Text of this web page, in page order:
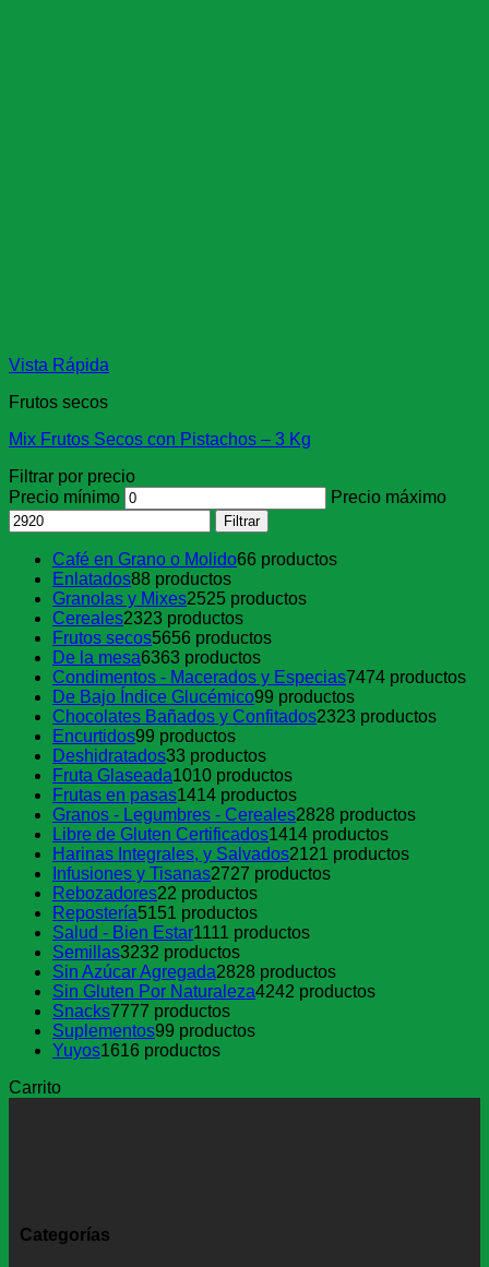
Vista Rápida
Frutos secos
Mix Frutos Secos con Pistachos – 3 Kg
Filtrar por precio
Precio mínimo
Precio máximo
Filtrar
Café en Grano o Molido66 productos
Enlatados88 productos
Granolas y Mixes2525 productos
Cereales2323 productos
Frutos secos5656 productos
De la mesa6363 productos
Condimentos - Macerados y Especias7474 productos
De Bajo Índice Glucémico99 productos
Chocolates Bañados y Confitados2323 productos
Encurtidos99 productos
Deshidratados33 productos
Fruta Glaseada1010 productos
Frutas en pasas1414 productos
Granos - Legumbres - Cereales2828 productos
Libre de Gluten Certificados1414 productos
Harinas Integrales, y Salvados2121 productos
Infusiones y Tisanas2727 productos
Rebozadores22 productos
Repostería5151 productos
Salud - Bien Estar1111 productos
Semillas3232 productos
Sin Azúcar Agregada2828 productos
Sin Gluten Por Naturaleza4242 productos
Snacks7777 productos
Suplementos99 productos
Yuyos1616 productos
Carrito
Categorías